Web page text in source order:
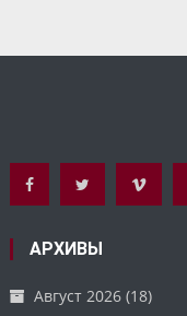
АРХИВЫ
Август 2026 (18)